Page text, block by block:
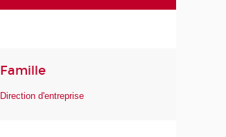
Famille
Direction d'entreprise